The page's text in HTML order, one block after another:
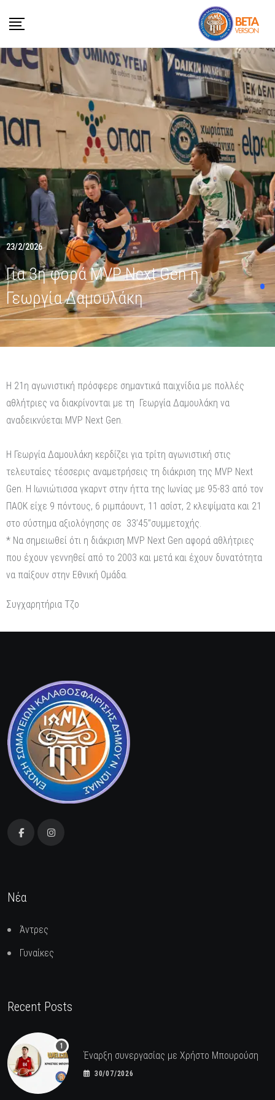
23/2/2026
Για 3η φορά MVP Next Gen η
Γεωργία Δαμουλάκη
Η 21η αγωνιστική πρόσφερε σημαντικά παιχνίδια με πολλές
αθλήτριες να διακρίνονται με τη Γεωργία Δαμουλάκη να
αναδεικνύεται MVP Next Gen.
Η Γεωργία Δαμουλάκη κερδίζει για τρίτη αγωνιστική στις
τελευταίες τέσσερις αναμετρήσεις τη διάκριση της MVP Next
Gen. Η Ιωνιώτισσα γκαρντ στην ήττα της Ιωνίας με 95-83 από τον
ΠΑΟΚ είχε 9 πόντους, 6 ριμπάουντ, 11 ασίστ, 2 κλεψίματα και 21
στο σύστημα αξιολόγησης σε 33’45’’συμμετοχής.
* Να σημειωθεί ότι η διάκριση MVP Next Gen αφορά αθλήτριες
που έχουν γεννηθεί από το 2003 και μετά και έχουν δυνατότητα
να παίξουν στην Εθνική Ομάδα.
Συγχαρητήρια Τζο
Νέα
Άντρες
Γυναίκες
Recent Posts
Έναρξη συνεργασίας με Χρήστο Μπουρούση
30/07/2026